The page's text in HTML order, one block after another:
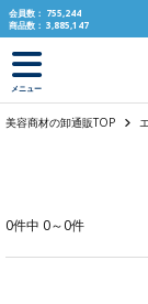
text.skipToContent
text.skipToNavigation
会員数： 755,244
商品数： 3,885,147
メニュー
美容商材の卸通販TOP
0件中 0～0件